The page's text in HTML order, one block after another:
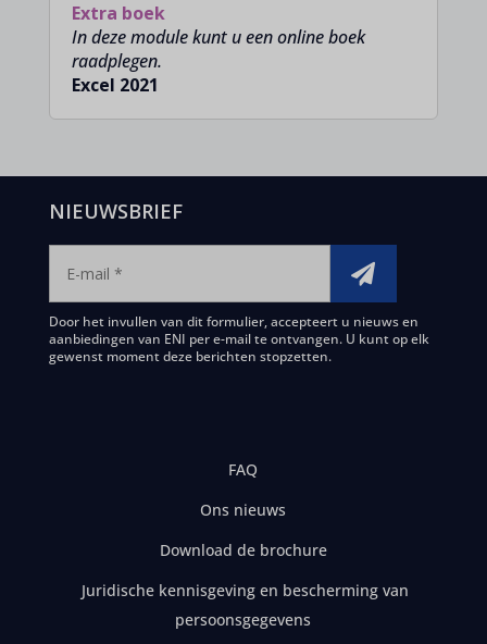
Extra boek
In deze module kunt u een online boek
raadplegen.
Excel 2021
NIEUWSBRIEF
Door het invullen van dit formulier, accepteert u nieuws en
aanbiedingen van ENI per e-mail te ontvangen. U kunt op elk
gewenst moment deze berichten stopzetten.
FAQ
Ons nieuws
Download de brochure
Juridische kennisgeving en bescherming van
persoonsgegevens